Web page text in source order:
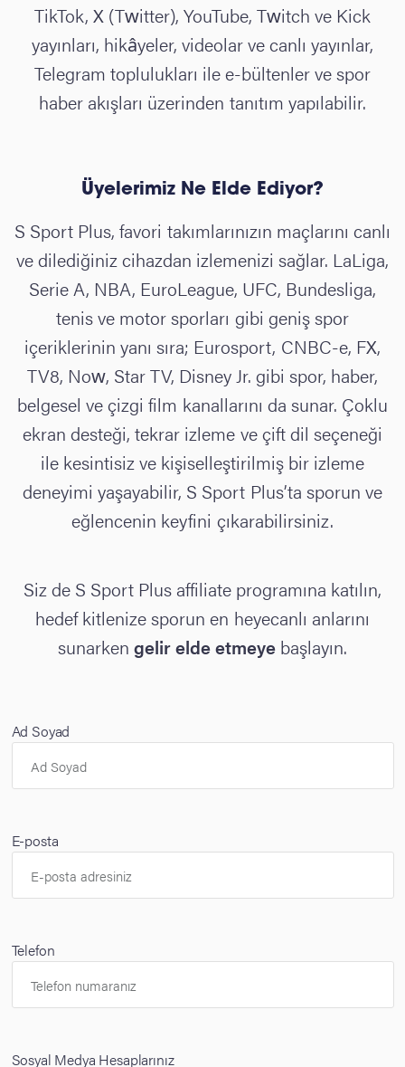
TikTok, X (Twitter), YouTube, Twitch ve Kick
yayınları, hikâyeler, videolar ve canlı yayınlar,
Telegram toplulukları ile e-bültenler ve spor
haber akışları üzerinden tanıtım yapılabilir.
Üyelerimiz Ne Elde Ediyor?
S Sport Plus, favori takımlarınızın maçlarını canlı
ve dilediğiniz cihazdan izlemenizi sağlar. LaLiga,
Serie A, NBA, EuroLeague, UFC, Bundesliga,
tenis ve motor sporları gibi geniş spor
içeriklerinin yanı sıra; Eurosport, CNBC-e, FX,
TV8, Now, Star TV, Disney Jr. gibi spor, haber,
belgesel ve çizgi film kanallarını da sunar. Çoklu
ekran desteği, tekrar izleme ve çift dil seçeneği
ile kesintisiz ve kişiselleştirilmiş bir izleme
deneyimi yaşayabilir, S Sport Plus’ta sporun ve
eğlencenin keyfini çıkarabilirsiniz.
Siz de S Sport Plus affiliate programına katılın,
hedef kitlenize sporun en heyecanlı anlarını
sunarken gelir elde etmeye başlayın.
Ad Soyad
E-posta
Telefon
Sosyal Medya Hesaplarınız